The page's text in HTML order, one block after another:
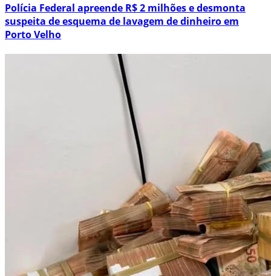
Polícia Federal apreende R$ 2 milhões e desmonta
suspeita de esquema de lavagem de dinheiro em
Porto Velho